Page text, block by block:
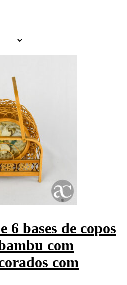
6 bases de copos
com
com